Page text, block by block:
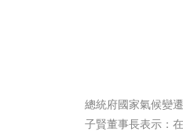
總統府國家氣候變
子賢董事長表示：